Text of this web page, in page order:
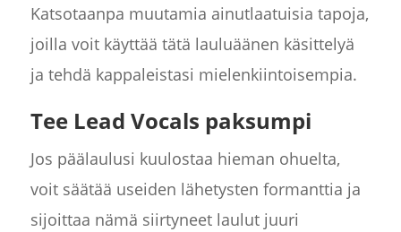
Katsotaanpa muutamia ainutlaatuisia tapoja,
joilla voit käyttää tätä lauluäänen käsittelyä
ja tehdä kappaleistasi mielenkiintoisempia.
Tee Lead Vocals paksumpi
Jos päälaulusi kuulostaa hieman ohuelta,
voit säätää useiden lähetysten formanttia ja
sijoittaa nämä siirtyneet laulut juuri